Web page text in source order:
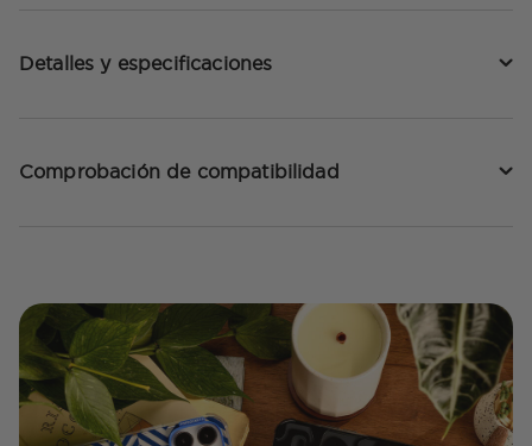
Detalles y especificaciones
Comprobación de compatibilidad